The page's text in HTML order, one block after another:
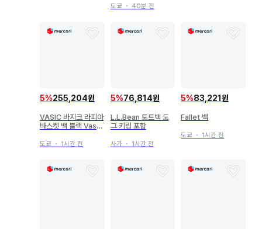
도쿄 ・ 40분 전
5%255,204원
VASIC 바지크 라피아
바스켓 백 블랙 Vask
도쿄 ・ 1시간 전
5%76,814원
L.L.Bean 토트백 도
그 키링 포함
사가・ 1시간 전
5%83,221원
Fallet 백
도쿄 ・ 1시간 전